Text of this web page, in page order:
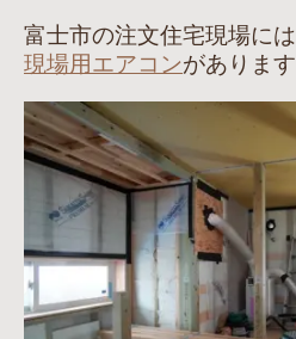
富士市の注文住宅現場には
現場用エアコンがあります